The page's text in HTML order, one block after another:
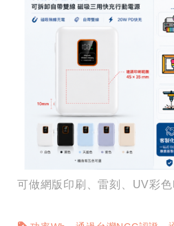
可做網版印刷、雷刻、UV彩